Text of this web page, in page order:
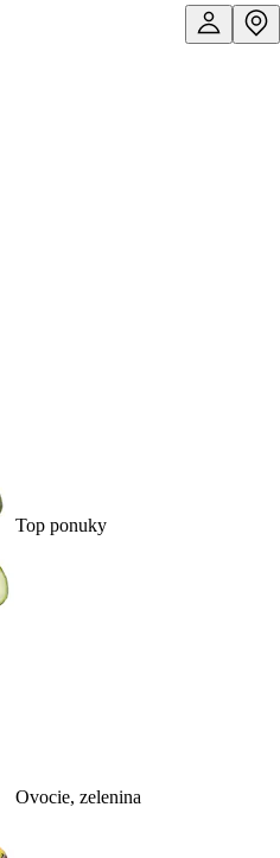
Top ponuky
Ovocie, zelenina